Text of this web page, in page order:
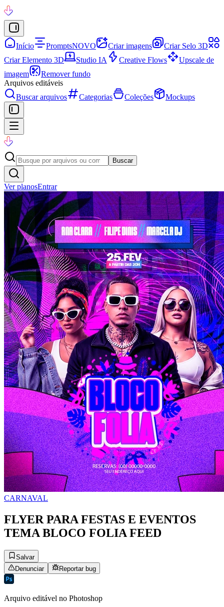
Início PromptsNOVO Criar imagens
Criar Selo 3D
Criar Elemento 3D
Studio IA Creative Flows
Upscale de
imagem
Remover fundo
Arquivos editáveis
Buscar arquivos
Categorias Coleções Mockups
Buscar
Ver planosEntrar
CARNAVAL
FLYER PARA FESTAS E EVENTOS
TEMA BLOCO FOLIA FEED
Salvar
Denunciar
Reportar bug
Arquivo editável no Photoshop